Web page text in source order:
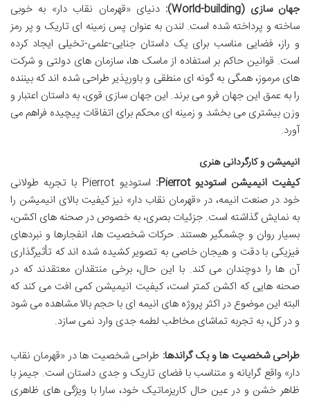
جهان سازی (World-building):
دنیای «قهرمان نقاب دار» به خوبی
ساخته و پرداخته شده است. لندن به عنوان پس زمینه ای تاریک و پر رمز
و راز، فضایی مناسب برای یک داستان جنایی-علمی-تخیلی ایجاد کرده
است. قوانین حاکم بر استفاده از ماسک ها، سازمان های دولتی و شرکت
های مرموز، همگی به گونه ای منطقی و باورپذیر طراحی شده اند که بیننده
را به عمق این جهان فرو می برند. این جهان سازی قوی، به داستان اعتبار و
وزن بیشتری می بخشد و زمینه ای محکم برای اتفاقات پیچیده فراهم می
آورد.
انیمیشن و کارگردانی هنری
کیفیت انیمیشن استودیو Pierrot:
استودیو Pierrot با تجربه طولانی
خود در صنعت انیمه، در «قهرمان نقاب دار» نیز کیفیت بالای انیمیشن را
به نمایش گذاشته است. جزئیات بصری، به خصوص در صحنه های اکشن،
بسیار روان و چشمگیر هستند. حرکات شخصیت ها، انفجارها و نبردهای
فیزیکی با دقت و هیجان خاصی به تصویر کشیده شده اند که تأثیرگذاری
آن ها را دوچندان می کند. با این حال، برخی منتقدان معتقدند که در
صحنه هایی که اکشن کمتر است، کیفیت انیمیشن کمی افت می کند که
البته این موضوع در اکثر پروژه های انیمه ای با حجم بالا مشاهده می شود
و در کل، به تجربه تماشای مخاطب لطمه جدی وارد نمی سازد.
طراحی شخصیت ها و بک گراندها: طراحی شخصیت ها در «قهرمان نقاب
دار» واقع گرایانه و متناسب با فضای تاریک و جدی داستان است. جیمز با
ظاهر خشن و در عین حال کاریزماتیک خود، سارا با ویژگی های ظاهری